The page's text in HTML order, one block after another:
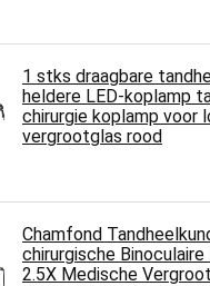
1 stks draagbare
heldere LED-koplamp
chirurgie koplamp voor
vergrootglas rood
Chamfond
chirurgische Binoculaire
2.5X Medische